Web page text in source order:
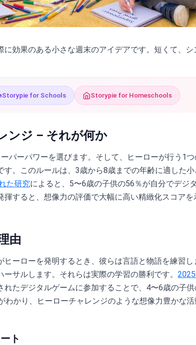
に効果のある小さな週末のアイデアです。短くて、シ
Storypie for Schools Storypie for Homeschools
ンジ – それが何か
パーパワーを選びます。そして、ヒーローが行う1
。このルールは、3歳から8歳までの年齢に適した小
た研究によると、5〜6歳の子供の56％が自分でデジ
すると、想像力の評価で大幅に高い精緻化スコアを
由
ーローを発明するとき、彼らは言語と物語を練習し
サルします。それらは実際の学習の勝利です。
れたデジタルゲームに参加することで、4〜6歳の子
わかり、ヒーローチャレンジのような想像力豊かな活
ト